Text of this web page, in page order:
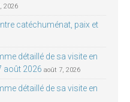
2026
catéchuménat, paix et
détaillé de sa visite en
août 2026 août 7, 2026
détaillé de sa visite en